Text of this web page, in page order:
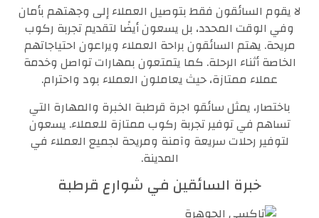
لا يقوم السائقون فقط بتوصيل العملاء إلى وجهتهم بأمان
وفي الوقت المحدد، بل يسعون أيضًا لتقديم تجربة ركوب
مريحة. يهتم السائقون براحة العملاء ويراعون احتياجاتهم
الخاصة أثناء الرحلة. كما يتمتعون بمهارات تواصل وخدمة
عملاء ممتازة، حيث يعاملون العملاء بود واحترام.
باختصار، يمثل سائقو اجرة قرطبة الخبرة والمهارة التي
تساهم في توفير تجربة ركوب ممتازة للعملاء. يسعون
لتوفير رحلات سريعة وآمنة ومريحة لجميع العملاء في
المدينة.
خبرة السائقين في شوارع قرطبة